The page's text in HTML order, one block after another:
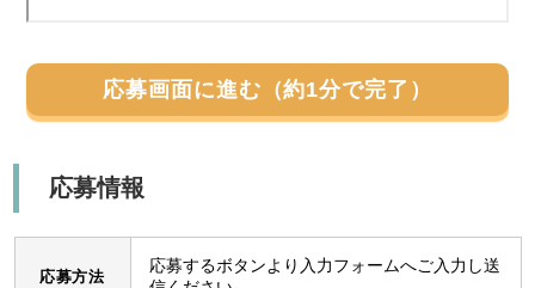
応募画面に進む（約1分で完了）
応募情報
応募方法
応募するボタンより入力フォームへご入力し送